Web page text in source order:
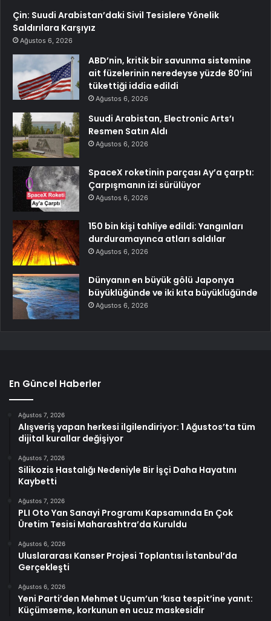
Çin: Suudi Arabistan’daki Sivil Tesislere Yönelik
Saldırılara Karşıyız
Ağustos 6, 2026
ABD’nin, kritik bir savunma sistemine
ait füzelerinin neredeyse yüzde 80’ini
tükettiği iddia edildi
Ağustos 6, 2026
Suudi Arabistan, Electronic Arts’ı
Resmen Satın Aldı
Ağustos 6, 2026
SpaceX roketinin parçası Ay’a çarptı:
Çarpışmanın izi sürülüyor
Ağustos 6, 2026
150 bin kişi tahliye edildi: Yangınları
durduramayınca atları saldılar
Ağustos 6, 2026
Dünyanın en büyük gölü Japonya
büyüklüğünde ve iki kıta büyüklüğünde
Ağustos 6, 2026
En Güncel Haberler
Ağustos 7, 2026
Alışveriş yapan herkesi ilgilendiriyor: 1 Ağustos’ta tüm
dijital kurallar değişiyor
Ağustos 7, 2026
Silikozis Hastalığı Nedeniyle Bir İşçi Daha Hayatını
Kaybetti
Ağustos 7, 2026
PLI Oto Yan Sanayi Programı Kapsamında En Çok
Üretim Tesisi Maharashtra’da Kuruldu
Ağustos 6, 2026
Uluslararası Kanser Projesi Toplantısı İstanbul’da
Gerçekleşti
Ağustos 6, 2026
Yeni Parti’den Mehmet Uçum’un ‘kısa tespit’ine yanıt:
Küçümseme, korkunun en ucuz maskesidir